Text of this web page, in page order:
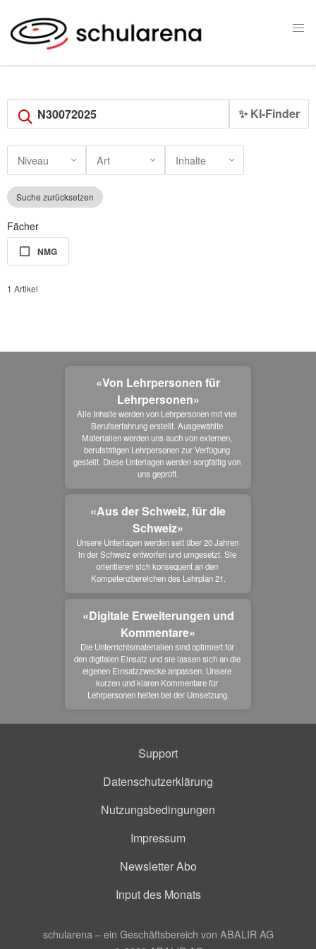
✨ KI-Finder
Niveau Art Inhalte
Suche zurücksetzen
Fächer
NMG
1 Artikel
«Von Lehrpersonen für
Lehrpersonen»
Alle Inhalte werden von Lehrpersonen mit viel
Berufserfahrung erstellt. Ausgewählte
Materialien werden uns auch von externen,
berufstätigen Lehrpersonen zur Verfügung
gestellt. Diese Unterlagen werden sorgfältig von
uns geprüft.
«Aus der Schweiz, für die
Schweiz»
Unsere Unterlagen werden seit über 20 Jahren
in der Schweiz entworfen und umgesetzt. Sie
orientieren sich konsequent an den
Kompetenzbereichen des Lehrplan 21.
«Digitale Erweiterungen und
Kommentare»
Die Unterrichtsmaterialien sind optimiert für
den digitalen Einsatz und sie lassen sich an die
eigenen Einsatzzwecke anpassen. Unsere
kurzen und klaren Kommentare für
Lehrpersonen helfen bei der Umsetzung.
Support
Datenschutzerklärung
Nutzungsbedingungen
Impressum
Newsletter Abo
Input des Monats
schularena – ein Geschäftsbereich von ABALIR AG